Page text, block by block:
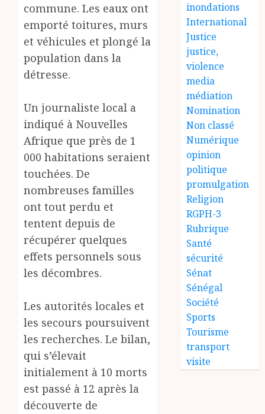
commune. Les eaux ont
emporté toitures, murs
et véhicules et plongé la
population dans la
détresse.
‎Un journaliste local a
indiqué à Nouvelles
Afrique que près de 1
000 habitations seraient
touchées. De
nombreuses familles
ont tout perdu et
tentent depuis de
récupérer quelques
effets personnels sous
les décombres.
‎Les autorités locales et
les secours poursuivent
les recherches. Le bilan,
qui s’élevait
initialement à 10 morts
est passé à 12 après la
découverte de
inondations
International
Justice
justice,
violence
media
médiation
Nomination
Non classé
Numérique
opinion
politique
promulgation
Religion
RGPH-3
Rubrique
Santé
sécurité
Sénat
Sénégal
Société
Sports
Tourisme
transport
visite